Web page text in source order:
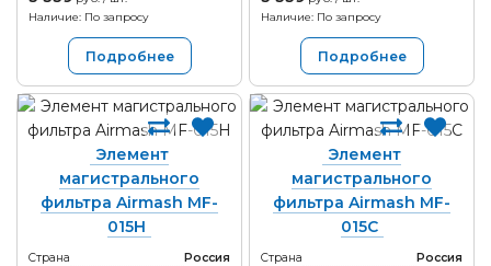
Наличие: По запросу
Подробнее
Наличие: По запросу
Подробнее
Элемент
магистрального
фильтра Airmash MF-
015H
Страна Россия
Элемент
магистрального
фильтра Airmash MF-
015C
Страна Россия